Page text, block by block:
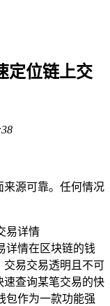
定位链上交
来源可靠。任何情况
详情在区块链的钱
易交易透明且不可
速查询某笔交易的快
包作为一款功能强